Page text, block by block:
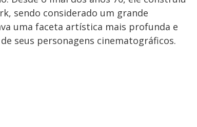
sendo considerado um grande
uma faceta artística mais profunda e
seus personagens cinematográficos.